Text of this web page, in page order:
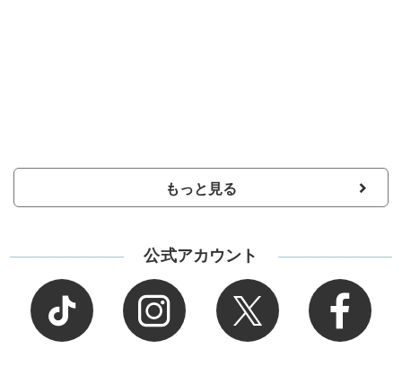
もっと見る
公式アカウント